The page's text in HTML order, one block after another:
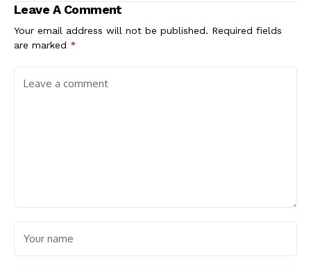
Leave A Comment
Your email address will not be published. Required fields
are marked *